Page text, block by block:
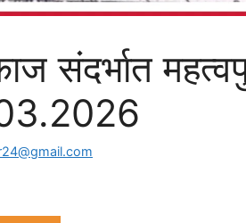
संदर्भात